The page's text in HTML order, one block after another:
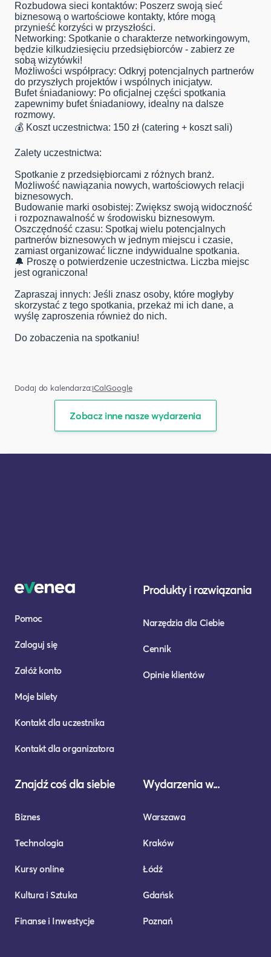
Rozbudowa sieci kontaktów: Poszerz swoją sieć
biznesową o wartościowe kontakty, które mogą
przynieść korzyści w przyszłości.
Networking: Spotkanie o charakterze networkingowym,
będzie kilkudziesięciu przedsiębiorców - zabierz ze
sobą wizytówki!
Możliwości współpracy: Odkryj potencjalnych partnerów
do przyszłych projektów i wspólnych inicjatyw.
Bufet śniadaniowy: Po oficjalnej części spotkania
zapewnimy bufet śniadaniowy, idealny na dalsze
rozmowy.
💰 Koszt uczestnictwa: 150 zł (catering + koszt sali)
Zalety uczestnictwa:
Spotkanie z przedsiębiorcami z różnych branż.
Możliwość nawiązania nowych, wartościowych relacji
biznesowych.
Budowanie marki osobistej: Zwiększ swoją widoczność
i rozpoznawalność w środowisku biznesowym.
Oszczędność czasu: Spotkaj wielu potencjalnych
partnerów biznesowych w jednym miejscu i czasie,
zamiast organizować liczne indywidualne spotkania.
🔔 Proszę o potwierdzenie uczestnictwa. Liczba miejsc
jest ograniczona!
Zapraszaj innych: Jeśli znasz osoby, które mogłyby
skorzystać z tego spotkania, przekaż mi ich dane, a
wyślę zaproszenia również do nich.
Do zobaczenia na spotkaniu!
Dodaj do kalendarza:iCalGoogle
Zobacz inne nasze wydarzenia
Pomoc
Zaloguj się
Załóż konto
Moje bilety
Kontakt dla uczestnika
Kontakt dla organizatora
Produkty i rozwiązania
Narzędzia dla Ciebie
Cennik
Opinie klientów
Znajdź coś dla siebie
Biznes
Technologia
Kursy online
Kultura i Sztuka
Finanse i Inwestycje
Wydarzenia w...
Warszawa
Kraków
Łódź
Gdańsk
Poznań